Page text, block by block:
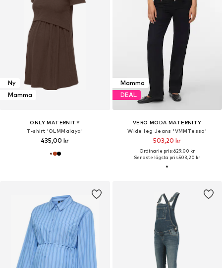
Ny
Mamma
ONLY MATERNITY
T-shirt 'OLMMalaya'
435,00 kr
Mamma
DEAL
VERO MODA MATERNITY
Wide leg Jeans 'VMMTessa'
503,20 kr
Ordinarie pris: 629,00 kr
Senaste lägsta pris:503,20 kr